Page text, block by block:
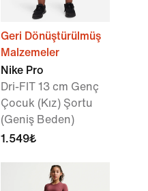
Geri Dönüştürülmüş
Malzemeler
Nike Pro
Dri-FIT 13 cm Genç
Çocuk (Kız) Şortu
(Geniş Beden)
1.549₺